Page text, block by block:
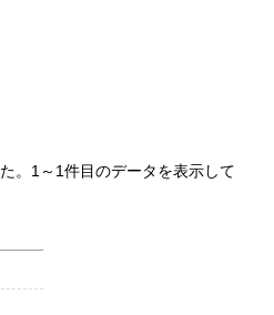
。1～1件目のデータを表示して